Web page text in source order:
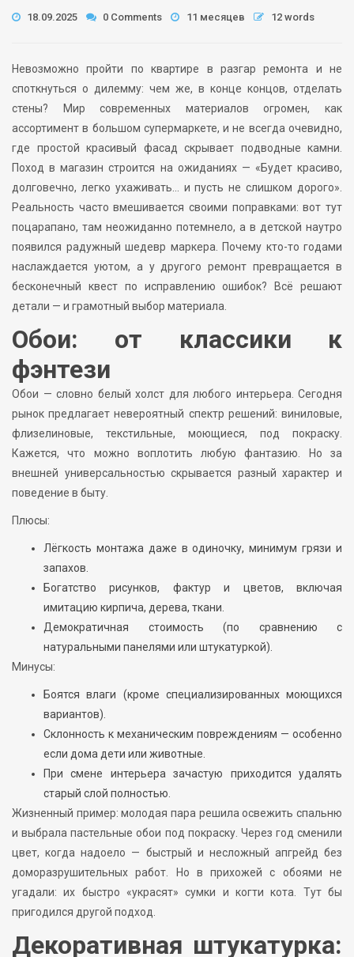
18.09.2025 0 Comments 11 месяцев 12 words
Невозможно пройти по квартире в разгар ремонта и не
споткнуться о дилемму: чем же, в конце концов, отделать
стены? Мир современных материалов огромен, как
ассортимент в большом супермаркете, и не всегда очевидно,
где простой красивый фасад скрывает подводные камни.
Поход в магазин строится на ожиданиях — «Будет красиво,
долговечно, легко ухаживать… и пусть не слишком дорого».
Реальность часто вмешивается своими поправками: вот тут
поцарапано, там неожиданно потемнело, а в детской наутро
появился радужный шедевр маркера. Почему кто-то годами
наслаждается уютом, а у другого ремонт превращается в
бесконечный квест по исправлению ошибок? Всё решают
детали — и грамотный выбор материала.
Обои: от классики к
фэнтези
Обои — словно белый холст для любого интерьера. Сегодня
рынок предлагает невероятный спектр решений: виниловые,
флизелиновые, текстильные, моющиеся, под покраску.
Кажется, что можно воплотить любую фантазию. Но за
внешней универсальностью скрывается разный характер и
поведение в быту.
Плюсы:
Лёгкость монтажа даже в одиночку, минимум грязи и
запахов.
Богатство рисунков, фактур и цветов, включая
имитацию кирпича, дерева, ткани.
Демократичная стоимость (по сравнению с
натуральными панелями или штукатуркой).
Минусы:
Боятся влаги (кроме специализированных моющихся
вариантов).
Склонность к механическим повреждениям — особенно
если дома дети или животные.
При смене интерьера зачастую приходится удалять
старый слой полностью.
Жизненный пример: молодая пара решила освежить спальню
и выбрала пастельные обои под покраску. Через год сменили
цвет, когда надоело — быстрый и несложный апгрейд без
доморазрушительных работ. Но в прихожей с обоями не
угадали: их быстро «украсят» сумки и когти кота. Тут бы
пригодился другой подход.
Декоративная штукатурка: